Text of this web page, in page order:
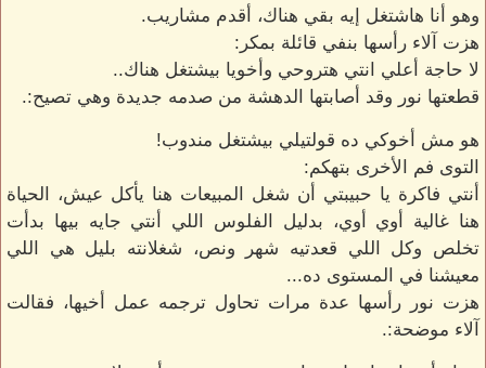
وهو‍ أنا هاشتغل إيه بقي هناك، أقدم مشاريب.
هزت آلاء رأسها بنفي قائلة بمكر:
لا حاجة أعلي انتي هتروحي وأخويا بيشتغل هناك..
قطعتها نور وقد أصابتها الدهشة من صدمه جديدة وهي تصيح:.
هو مش أخوكي ده قولتيلي بيشتغل مندوب!
التوى فم الأخرى بتهكم:
أنتي فاكرة يا حبيبتي أن شغل المبيعات هنا يأكل عيش، الحياة
هنا غالية أوي أوي، بدليل الفلوس اللي أنتي جايه بيها بدأت
تخلص وكل اللي قعدتيه شهر ونص، شغلانته بليل هي اللي
معيشنا في المستوى ده...
هزت نور رأسها عدة مرات تحاول ترجمه عمل أخيها، فقالت
آلاء موضحة:.